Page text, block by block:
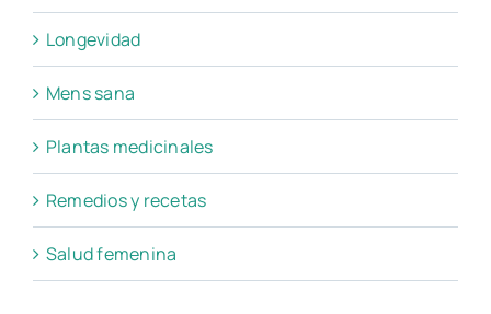
Longevidad
Mens sana
Plantas medicinales
Remedios y recetas
Salud femenina